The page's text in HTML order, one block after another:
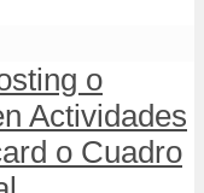
o
Actividades
o Cuadro